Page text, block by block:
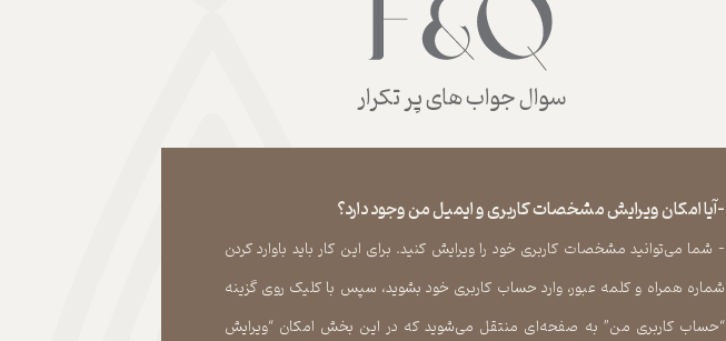
سوال جواب های پر تکرار
-آیا امکان ویرایش مشخصات کاربری و ایمیل من وجود دارد؟
- شما می‏‌توانید مشخصات کاربری خود را ویرایش کنید. برای این کار باید باوارد کردن
شماره همراه و کلمه عبور، وارد حساب کاربری خود بشوید، سپس با کلیک روی گزینه
“حساب کاربری من” به صفحه‏‌ای منتقل می‏‌شوید که در این بخش امکان “ویرایش